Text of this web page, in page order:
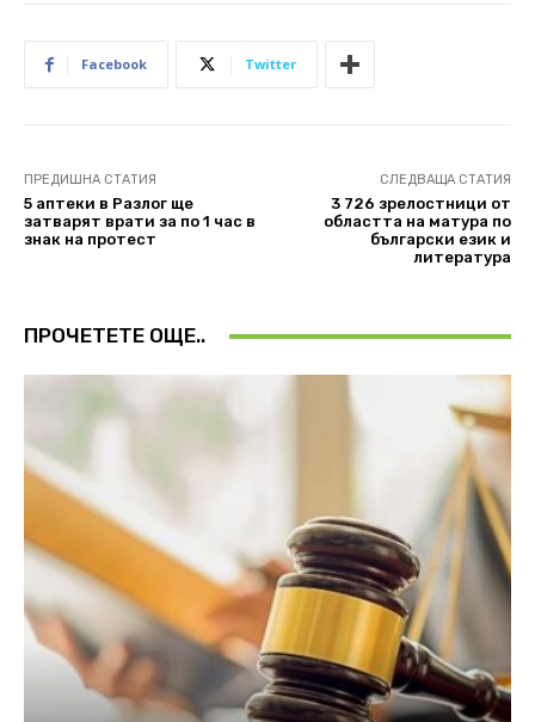
Facebook Twitter
ПРЕДИШНА СТАТИЯ
5 аптеки в Разлог ще
затварят врати за по 1 час в
знак на протест
СЛЕДВАЩА СТАТИЯ
3 726 зрелостници от
областта на матура по
български език и
литература
ПРОЧЕТЕТЕ ОЩЕ..